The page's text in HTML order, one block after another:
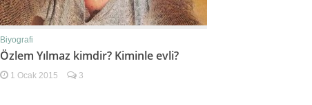
Biyografi
Özlem Yılmaz kimdir? Kiminle evli?
1 Ocak 2015 3